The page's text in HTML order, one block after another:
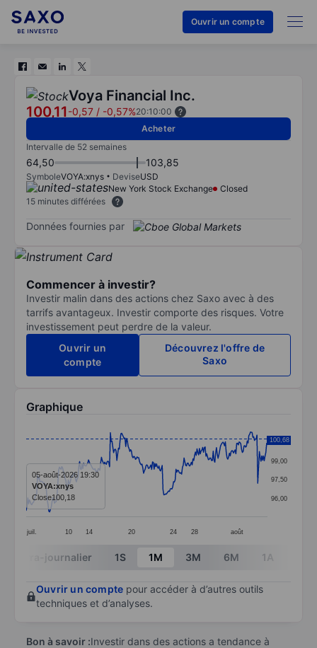
Ouvrir un compte
Voya Financial Inc.
100,11-0,57 / -0,57%20:10:00
Acheter
Intervalle de 52 semaines
64,50 103,85
SymboleVOYA:xnys DeviseUSD
New York Stock Exchange
Closed
15 minutes différées
Données fournies par
Commencer à investir?
Investir malin dans des actions chez Saxo avec à des
tarrifs avantageux. Investir comporte des risques. Votre
investissement peut perdre de la valeur.
Ouvrir un
compte
Découvrez l'offre de
Saxo
Graphique
Line chart with 299 data points.
The chart has 1 X axis displaying categories.
The chart has 1 Y axis displaying values. Data ranges
juil. 10 14 20 24 28 août
96,00
97,50
99,00
100,50
100,68
05-août-2026 19:30
VOYA:xnys
Close100,18
End of interactive chart.
Intra-journalier 1S 1M 3M 6M 1A
Ouvrir un compte pour accéder à d’autres outils
techniques et d’analyses.
Bon à savoir :Investir dans des actions a tendance à